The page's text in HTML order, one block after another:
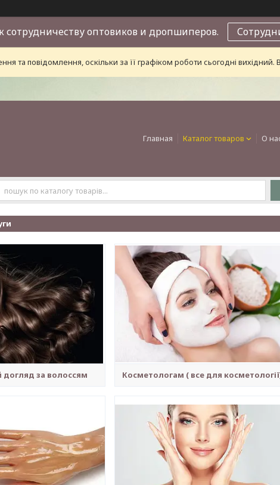
сотрудничеству оптовиков и дропшиперов.
та повідомлення, оскільки за її графіком роботи сьогодні
Главная Каталог товаров О
догляд за волоссям Косметологам ( все для